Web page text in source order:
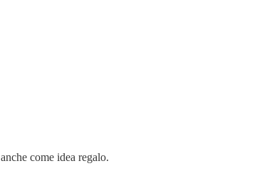
come idea regalo.